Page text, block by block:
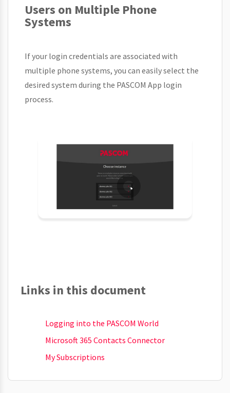
Users on Multiple Phone
Systems
If your login credentials are associated with
multiple phone systems, you can easily select the
desired system during the PASCOM App login
process.
Links in this document
Logging into the PASCOM World
Microsoft 365 Contacts Connector
My Subscriptions